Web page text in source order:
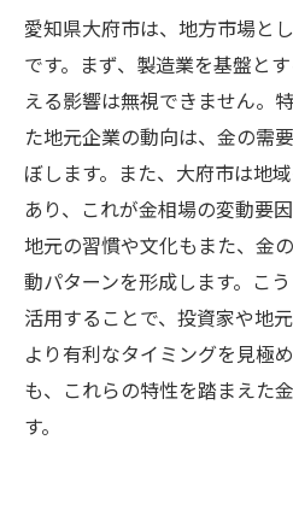
愛知県大府市は、地方市場と
です。まず、製造業を基盤と
える影響は無視できません。
た地元企業の動向は、金の需
ぼします。また、大府市は地
あり、これが金相場の変動要
地元の習慣や文化もまた、金
動パターンを形成します。こ
活用することで、投資家や地
より有利なタイミングを見極
も、これらの特性を踏まえた
す。